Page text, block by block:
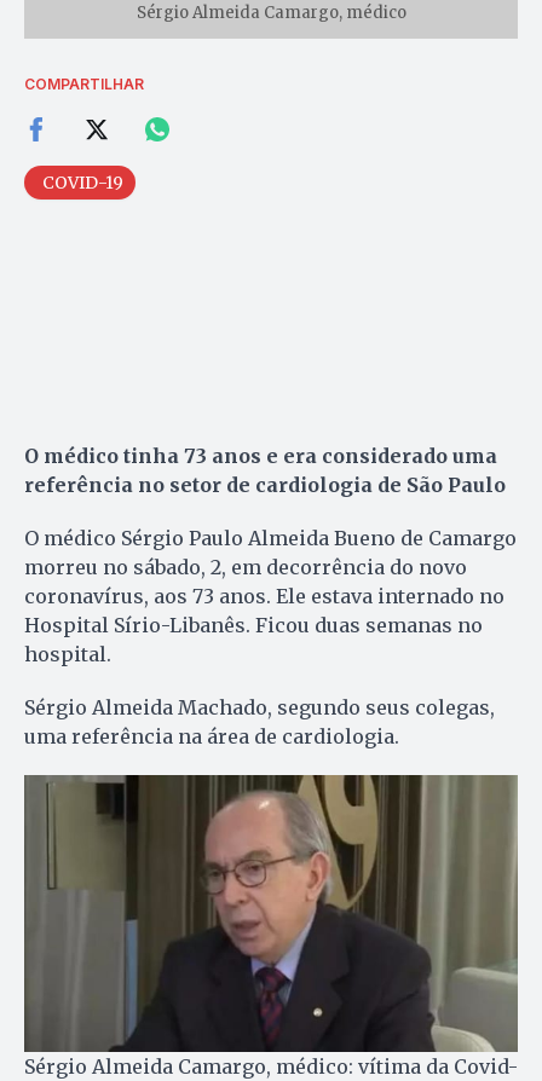
Sérgio Almeida Camargo, médico
COMPARTILHAR
COVID-19
O médico tinha 73 anos e era considerado uma
referência no setor de cardiologia de São Paulo
O médico Sérgio Paulo Almeida Bueno de Camargo
morreu no sábado, 2, em decorrência do novo
coronavírus, aos 73 anos. Ele estava internado no
Hospital Sírio-Libanês. Ficou duas semanas no
hospital.
Sérgio Almeida Machado, segundo seus colegas,
uma referência na área de cardiologia.
Sérgio Almeida Camargo, médico: vítima da Covid-